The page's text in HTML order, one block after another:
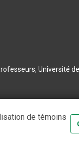
Université
de témoins